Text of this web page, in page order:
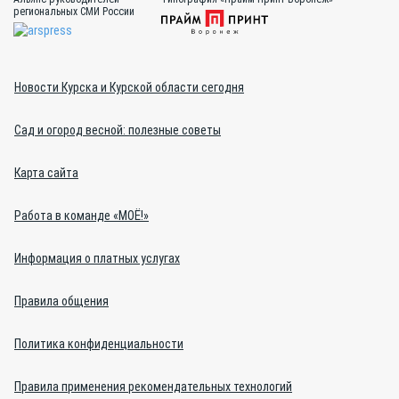
региональных СМИ России
Новости Курска и Курской области сегодня
Сад и огород весной: полезные советы
Карта сайта
Работа в команде «МОЁ!»
Информация о платных услугах
Правила общения
Политика конфиденциальности
Правила применения рекомендательных технологий